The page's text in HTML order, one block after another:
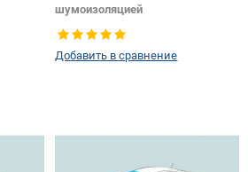
шумоизоляцией
Тип кузова:Хетчбек
Появление или изменение
шелкографии:Да
Добавить в сравнение